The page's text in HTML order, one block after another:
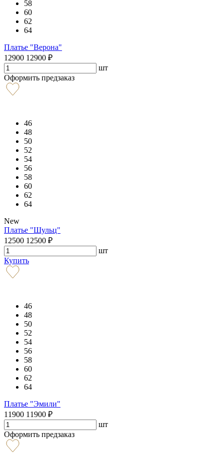
58
60
62
64
Платье "Верона"
12900 12900 ₽
шт
Оформить предзаказ
46
48
50
52
54
56
58
60
62
64
New
Платье "Шульц"
12500 12500 ₽
шт
Купить
46
48
50
52
54
56
58
60
62
64
Платье "Эмили"
11900 11900 ₽
шт
Оформить предзаказ